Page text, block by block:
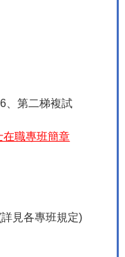
、第二梯複試
在職專班簡章
見各專班規定)